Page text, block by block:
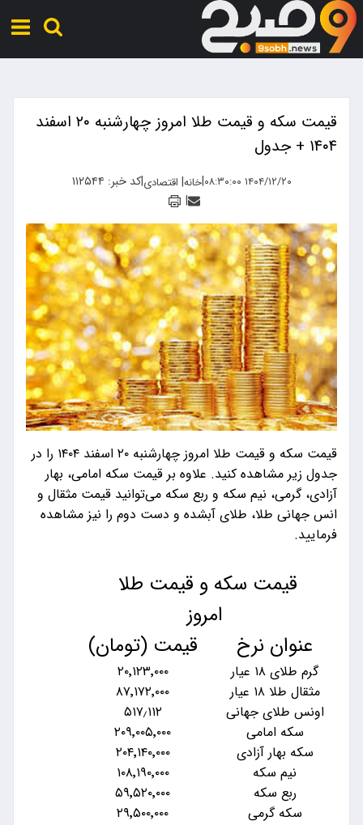
قیمت سکه و قیمت طلا امروز چهارشنبه ۲۰ اسفند
۱۴۰۴ + جدول
۱۴۰۴/۱۲/۲۰ ۰۸:۳۰:۰۰ |خانه| اقتصادی|کد خبر: ۱۱۲۵۴۴
|
قیمت سکه و قیمت طلا امروز چهارشنبه ۲۰ اسفند ۱۴۰۴ را در
جدول زیر مشاهده کنید. علاوه بر قیمت سکه امامی، بهار
آزادی، گرمی، نیم سکه و ربع سکه می‌توانید قیمت مثقال و
انس جهانی طلا، طلای آبشده و دست دوم را نیز مشاهده
فرمایید.
قیمت سکه و قیمت طلا
امروز
عنوان نرخ
قیمت (تومان)
گرم طلای ۱۸ عیار
۲۰٬۱۲۳٬۰۰۰
مثقال طلا ۱۸ عیار
۸۷٬۱۷۲٬۰۰۰
اونس طلای جهانی
۵۱۷٫۱۱۲
سکه امامی
۲۰۹٬۰۰۵٬۰۰۰
سکه بهار آزادی
۲۰۴٬۱۴۰٬۰۰۰
نیم سکه
۱۰۸٬۱۹۰٬۰۰۰
ربع سکه
۵۹٬۵۲۰٬۰۰۰
سکه گرمی
۲۹٬۵۰۰٬۰۰۰